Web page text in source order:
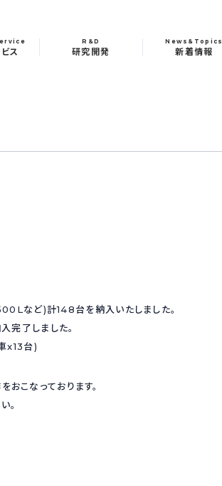
ス
R&D
研究開発
News&Topics
新着情報
など)計148台を納入いたしました。
完了しました。
x13台)
こなっております。
。